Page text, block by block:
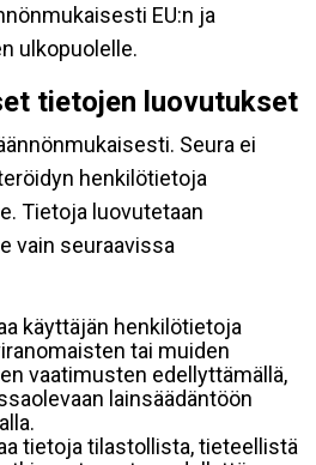
EU:n ja
ulkopuolelle.
tietojen luovutukset
Seura ei
henkilötietoja
Tietoja luovutetaan
vain seuraavissa
käyttäjän henkilötietoja
tai muiden
vaatimusten edellyttämällä,
lainsäädäntöön
tietoja tilastollista, tieteellistä